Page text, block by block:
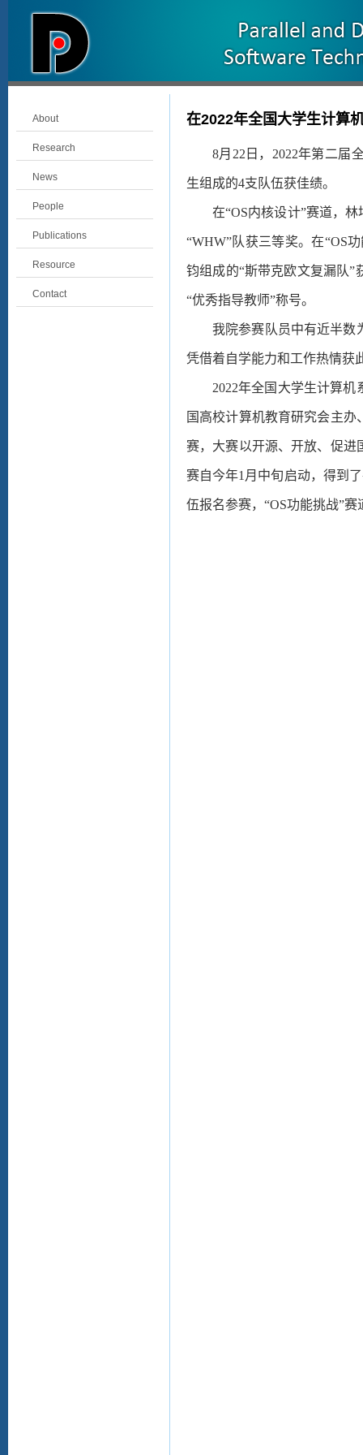
About
Research
News
People
Publications
Resource
Contact
在2022年全国大学生计算
8月22日，2022年第二届
生组成的4支队伍获佳绩。
在“OS内核设计”赛道，
“WHW”队获三等奖。在“OS
钧组成的“斯带克欧文复漏队
“优秀指导教师”称号。
我院参赛队员中有近半数
凭借着自学能力和工作热情获
2022年全国大学生计算机
国高校计算机教育研究会主
赛，大赛以开源、开放、促进
赛自今年1月中旬启动，得到
伍报名参赛，“OS功能挑战”